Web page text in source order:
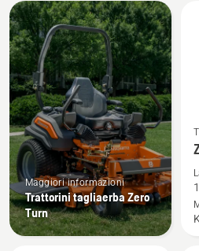
Tutti
i
prodotti
Maggiori informazioni
Trattorini tagliaerba Zero
Turn
su